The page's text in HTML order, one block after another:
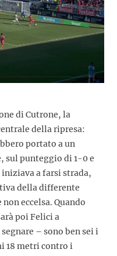
di Cutrone, la
della ripresa:
portato a un
sul punteggio di 1-0 e
a farsi strada,
della differente
eccelsa. Quando
poi Felici a
– sono ben sei i
18 metri contro i